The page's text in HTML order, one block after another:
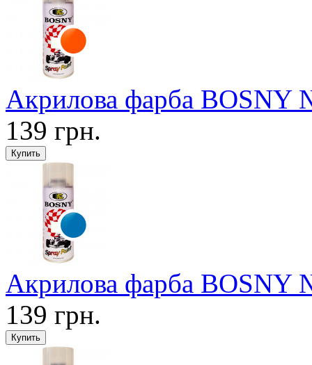
Акрилова фарба BOSNY
139 грн.
Акрилова фарба BOSNY
139 грн.